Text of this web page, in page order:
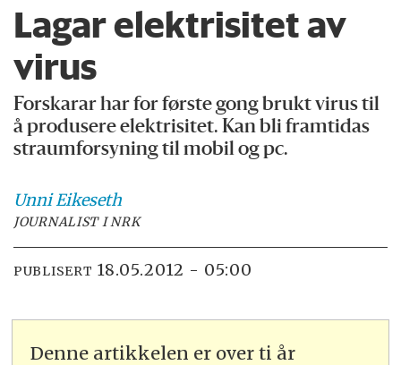
Lagar elektrisitet av
virus
Forskarar har for første gong brukt virus til
å produsere elektrisitet. Kan bli framtidas
straumforsyning til mobil og pc.
UnniEikeseth
JOURNALIST I NRK
PUBLISERT 18.05.2012 - 05:00
Denne artikkelen er over ti år